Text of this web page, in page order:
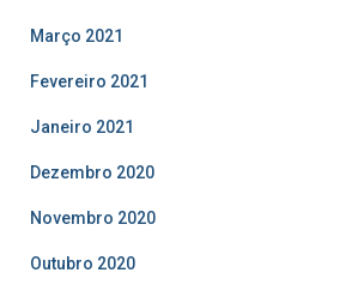
Março 2021
Fevereiro 2021
Janeiro 2021
Dezembro 2020
Novembro 2020
Outubro 2020